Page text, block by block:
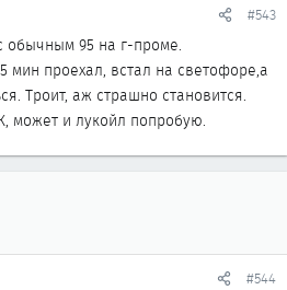
#543
обычным 95 на г-проме.
мин проехал, встал на светофоре,а
Троит, аж страшно становится.
может и лукойл попробую.
#544